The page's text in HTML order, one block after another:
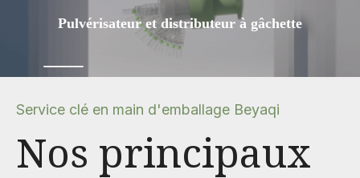
Pulvérisateur et distributeur à gâchette
Service clé en main d'emballage Beyaqi
Nos principaux